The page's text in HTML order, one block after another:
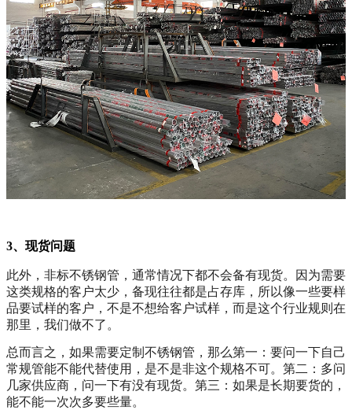
3、现货问题
此外，非标不锈钢管，通常情况下都不会备有现货。因为需要
这类规格的客户太少，备现往往都是占存库，所以像一些要样
品要试样的客户，不是不想给客户试样，而是这个行业规则在
那里，我们做不了。
总而言之，如果需要定制不锈钢管，那么第一：要问一下自己
常规管能不能代替使用，是不是非这个规格不可。第二：多问
几家供应商，问一下有没有现货。第三：如果是长期要货的，
能不能一次次多要些量。